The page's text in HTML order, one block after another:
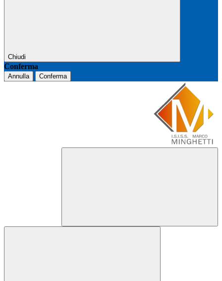
Chiudi
Conferma
Annulla Conferma